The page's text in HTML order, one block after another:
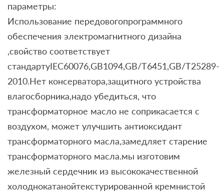
параметры:
Использование передовогопрограммного
обеспечения электромагнитного дизайна
,свойство соответствует
стандартуIEC60076,GB1094,GB/T6451,GB/T25289-
2010.Нет консерватора,защитного устройства
влагосборника,надо убедиться, что
трансформаторное масло не соприкасается с
воздухом, может улучшить антиоксидант
трансформаторного масла,замедляет старение
трансформаторного масла.мы изготовим
железный сердечник из высококачественной
холоднокатанойтекстурированной кремнистой